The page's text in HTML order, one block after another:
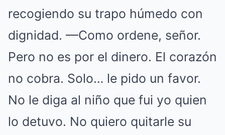
recogiendo su trapo húmedo con
dignidad. —Como ordene, señor.
Pero no es por el dinero. El corazón
no cobra. Solo… le pido un favor.
No le diga al niño que fui yo quien
lo detuvo. No quiero quitarle su